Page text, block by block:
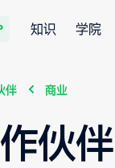
知识 学院
伴 商业
伙